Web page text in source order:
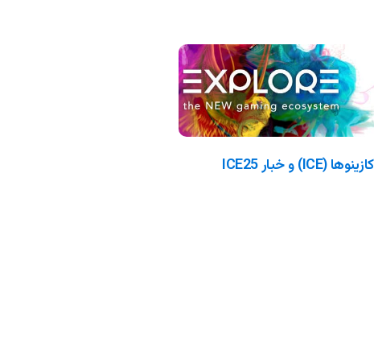
آشنایی با نمایشگاه بین المللی کازینوها (ICE) و خبار ICE25